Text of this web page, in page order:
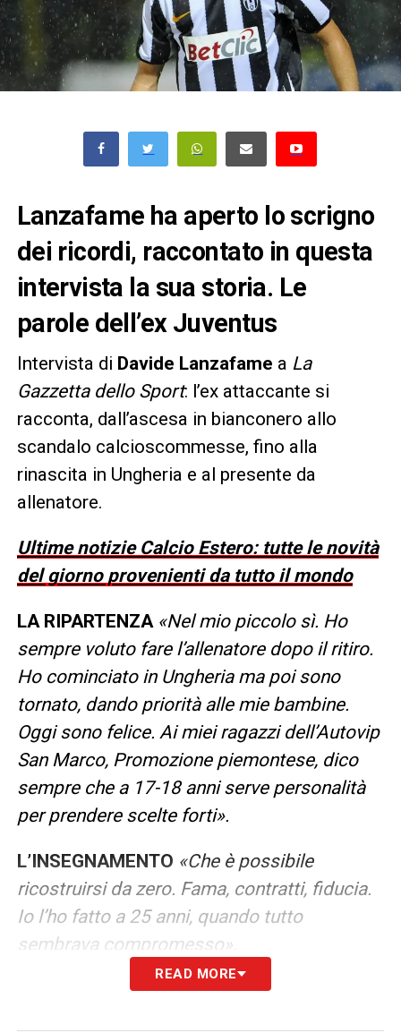
Lanzafame ha aperto lo scrigno
dei ricordi, raccontato in questa
intervista la sua storia. Le
parole dell’ex Juventus
Intervista di Davide Lanzafame a La
Gazzetta dello Sport: l’ex attaccante si
racconta, dall’ascesa in bianconero allo
scandalo calcioscommesse, fino alla
rinascita in Ungheria e al presente da
allenatore.
Ultime notizie Calcio Estero: tutte le novità
del giorno provenienti da tutto il mondo
LA RIPARTENZA «Nel mio piccolo sì. Ho
sempre voluto fare l’allenatore dopo il ritiro.
Ho cominciato in Ungheria ma poi sono
tornato, dando priorità alle mie bambine.
Oggi sono felice. Ai miei ragazzi dell’Autovip
San Marco, Promozione piemontese, dico
sempre che a 17-18 anni serve personalità
per prendere scelte forti».
L’INSEGNAMENTO «Che è possibile
ricostruirsi da zero. Fama, contratti, fiducia.
Io l’ho fatto a 25 anni, quando tutto
sembrava compromesso».
«L’accusa era relativa a una
READ MORE